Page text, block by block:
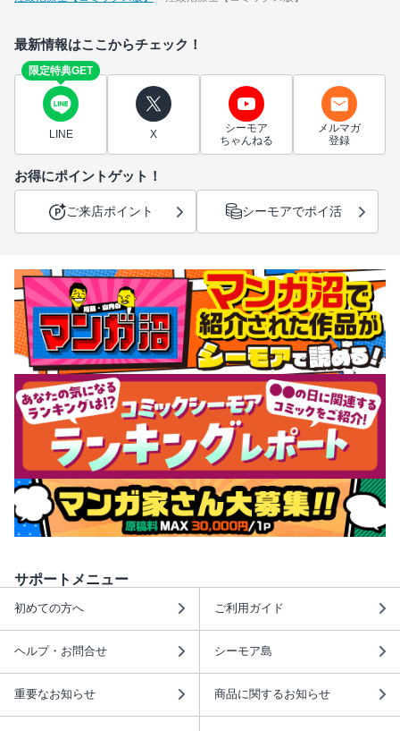
最新情報はここからチェック！
限定特典GET
LINE X
シーモア
ちゃんねる
メルマガ
登録
お得にポイントゲット！
ご来店ポイント シーモアでポイ活
サポートメニュー
初めての方へ ご利用ガイド
ヘルプ・お問合せ シーモア島
重要なお知らせ 商品に関するお知らせ